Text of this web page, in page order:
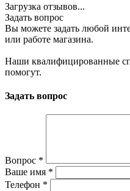
Загрузка отзывов...
Задать вопрос
Вы можете задать любой
или работе магазина.
Наши квалифицированные
помогут.
Задать вопрос
Вопрос *
Ваше имя *
Телефон *